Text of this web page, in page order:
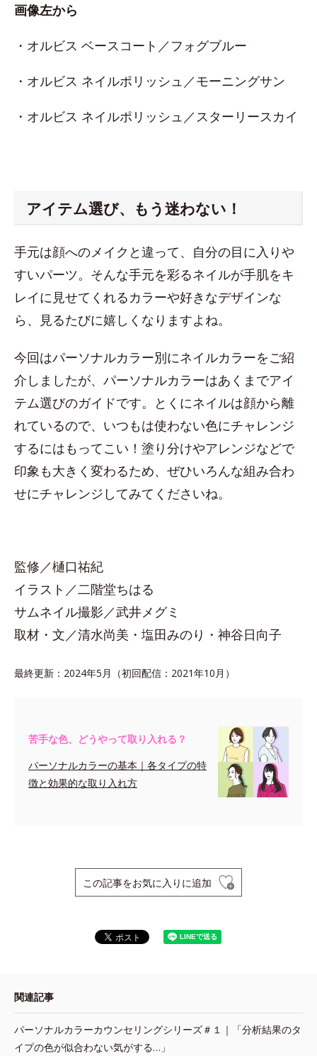
画像左から
・オルビス ベースコート／フォグブルー
・オルビス ネイルポリッシュ／モーニングサン
・オルビス ネイルポリッシュ／スターリースカイ
アイテム選び、もう迷わない！
手元は顔へのメイクと違って、自分の目に入りや
すいパーツ。そんな手元を彩るネイルが手肌をキ
レイに見せてくれるカラーや好きなデザインな
ら、見るたびに嬉しくなりますよね。
今回はパーソナルカラー別にネイルカラーをご紹
介しましたが、パーソナルカラーはあくまでアイ
テム選びのガイドです。とくにネイルは顔から離
れているので、いつもは使わない色にチャレンジ
するにはもってこい！塗り分けやアレンジなどで
印象も大きく変わるため、ぜひいろんな組み合わ
せにチャレンジしてみてくださいね。
監修／樋口祐紀
イラスト／二階堂ちはる
サムネイル撮影／武井メグミ
取材・文／清水尚美・塩田みのり・神谷日向子
最終更新：2024年5月（初回配信：2021年10月）
苦手な色、どうやって取り入れる？
パーソナルカラーの基本｜各タイプの特
徴と効果的な取り入れ方
この記事をお気に入りに追加
関連記事
パーソナルカラーカウンセリングシリーズ＃１｜「分析結果のタ
イプの色が似合わない気がする…」